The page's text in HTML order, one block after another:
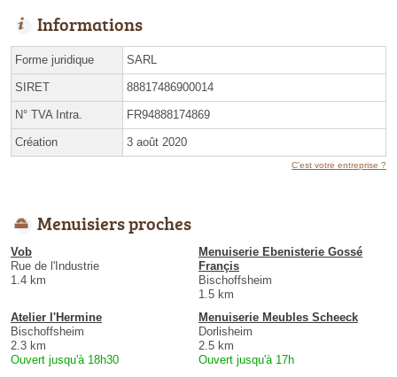
Informations
Forme juridique SARL
SIRET 88817486900014
N° TVA Intra. FR94888174869
Création 3 août 2020
C'est votre entreprise ?
Menuisiers proches
Vob
Rue de l'Industrie
1.4 km
Menuiserie Ebenisterie Gossé
Françis
Bischoffsheim
1.5 km
Atelier l'Hermine
Bischoffsheim
2.3 km
Ouvert jusqu'à 18h30
Menuiserie Meubles Scheeck
Dorlisheim
2.5 km
Ouvert jusqu'à 17h